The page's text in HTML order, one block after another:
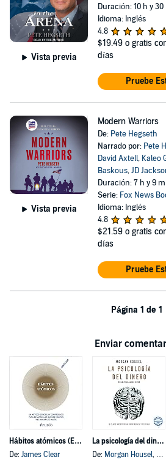
Vista previa
Duración: 10 h y 30
Idioma: Inglés
4.8
$19.49 o gratis
días
Pruebe
Vista previa
Modern Warriors
De: Pete Hegseth
Narrado por: Pete
David Axtell, Kaleo
Baskous,JD
Duración: 7 h y 9 m
Serie: Fox News
Idioma: Inglés
4.8
$21.59 o gratis
días
Pruebe
Página 1 de 1
Enviar
Hábitos atómicos (Español neutro)
De: James Clear
La psicología del dinero
De: Morgan Housel, y otros